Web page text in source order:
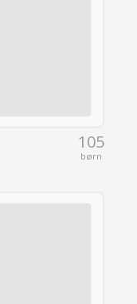
105
børn